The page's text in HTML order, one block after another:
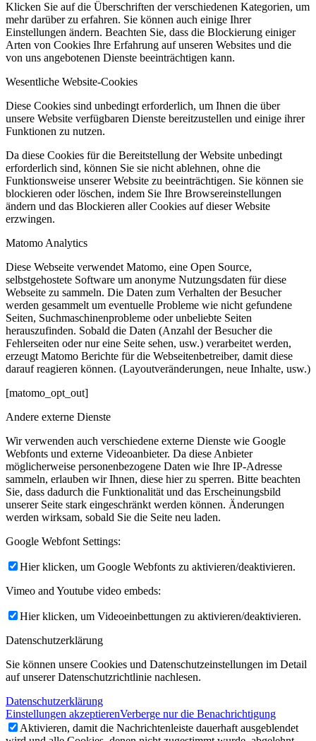
Klicken Sie auf die Überschriften der verschiedenen Kategorien, um
mehr darüber zu erfahren. Sie können auch einige Ihrer
Einstellungen ändern. Beachten Sie, dass die Blockierung einiger
Arten von Cookies Ihre Erfahrung auf unseren Websites und die
von uns angebotenen Dienste beeinträchtigen kann.
Wesentliche Website-Cookies
Diese Cookies sind unbedingt erforderlich, um Ihnen die über
unsere Website verfügbaren Dienste bereitzustellen und einige ihrer
Funktionen zu nutzen.
Da diese Cookies für die Bereitstellung der Website unbedingt
erforderlich sind, können Sie sie nicht ablehnen, ohne die
Funktionsweise unserer Website zu beeinträchtigen. Sie können sie
blockieren oder löschen, indem Sie Ihre Browsereinstellungen
ändern und das Blockieren aller Cookies auf dieser Website
erzwingen.
Matomo Analytics
Diese Webseite verwendet Matomo, eine Open Source,
selbstgehostete Software um anonyme Nutzungsdaten für diese
Webseite zu sammeln. Die Daten zum Verhalten der Besucher
werden gesammelt um eventuelle Probleme wie nicht gefundene
Seiten, Suchmaschinenprobleme oder unbeliebte Seiten
herauszufinden. Sobald die Daten (Anzahl der Besucher die
Fehlerseiten oder nur eine Seite sehen, usw.) verarbeitet werden,
erzeugt Matomo Berichte für die Webseitenbetreiber, damit diese
darauf reagieren können. (Layoutveränderungen, neue Inhalte, usw.)
[matomo_opt_out]
Andere externe Dienste
Wir verwenden auch verschiedene externe Dienste wie Google
Webfonts und externe Videoanbieter. Da diese Anbieter
möglicherweise personenbezogene Daten wie Ihre IP-Adresse
sammeln, erlauben wir Ihnen, diese hier zu sperren. Bitte beachten
Sie, dass dadurch die Funktionalität und das Erscheinungsbild
unserer Seite stark eingeschränkt werden können. Änderungen
werden wirksam, sobald Sie die Seite neu laden.
Google Webfont Settings:
Hier klicken, um Google Webfonts zu aktivieren/deaktivieren.
Vimeo and Youtube video embeds:
Hier klicken, um Videoeinbettungen zu aktivieren/deaktivieren.
Datenschutzerklärung
Sie können unsere Cookies und Datenschutzeinstellungen im Detail
auf unserer Datenschutzrichtlinie nachlesen.
Datenschutzerklärung
Einstellungen akzeptierenVerberge nur die Benachrichtigung
Aktivieren, damit die Nachrichtenleiste dauerhaft ausgeblendet